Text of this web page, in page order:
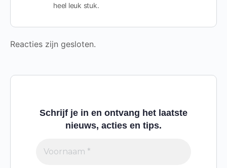
heel leuk stuk.
Reacties zijn gesloten.
Schrijf je in en ontvang het laatste
nieuws, acties en tips.